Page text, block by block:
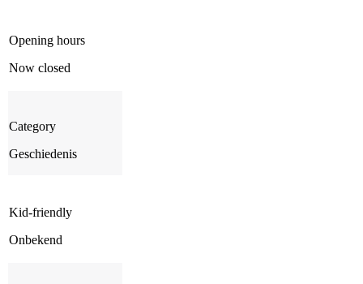
Opening hours
Now closed
Category
Geschiedenis
Kid-friendly
Onbekend